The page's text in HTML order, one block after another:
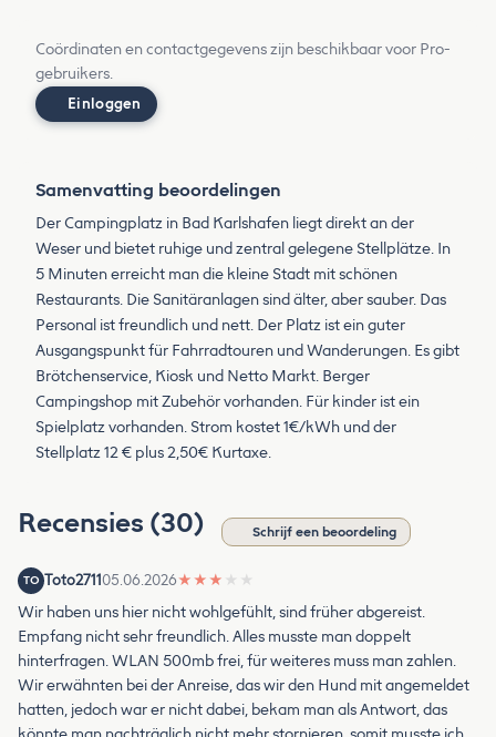
Coördinaten en contactgegevens zijn beschikbaar voor Pro-
gebruikers.
Einloggen
Samenvatting beoordelingen
Der Campingplatz in Bad Karlshafen liegt direkt an der
Weser und bietet ruhige und zentral gelegene Stellplätze. In
5 Minuten erreicht man die kleine Stadt mit schönen
Restaurants. Die Sanitäranlagen sind älter, aber sauber. Das
Personal ist freundlich und nett. Der Platz ist ein guter
Ausgangspunkt für Fahrradtouren und Wanderungen. Es gibt
Brötchenservice, Kiosk und Netto Markt. Berger
Campingshop mit Zubehör vorhanden. Für kinder ist ein
Spielplatz vorhanden. Strom kostet 1€/kWh und der
Stellplatz 12 € plus 2,50€ Kurtaxe.
Recensies (30) Schrijf een beoordeling
TO Toto271105.06.2026★ ★ ★ ★ ★
Wir haben uns hier nicht wohlgefühlt, sind früher abgereist.
Empfang nicht sehr freundlich. Alles musste man doppelt
hinterfragen. WLAN 500mb frei, für weiteres muss man zahlen.
Wir erwähnten bei der Anreise, das wir den Hund mit angemeldet
hatten, jedoch war er nicht dabei, bekam man als Antwort, das